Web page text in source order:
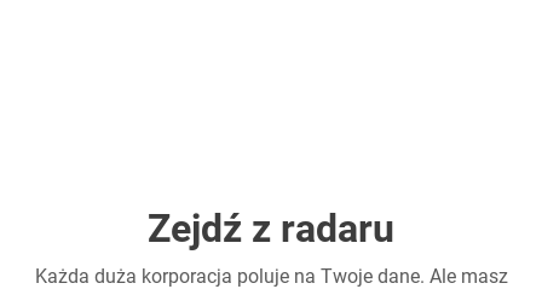
Zejdź z radaru
Każda duża korporacja poluje na Twoje dane. Ale masz